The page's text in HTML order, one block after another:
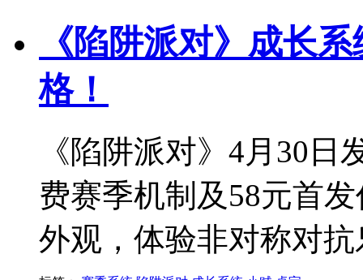
《陷阱派对》成长
格！
《陷阱派对》4月30
费赛季机制及58元首
外观，体验非对称对